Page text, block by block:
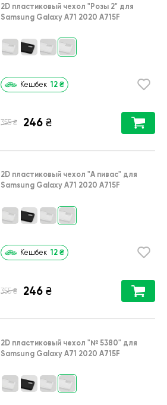
2D пластиковый чехол "Розы 2" для
Samsung Galaxy A71 2020 A715F
Кешбек 12 ₴
355 ₴ 246 ₴
2D пластиковый чехол "А пивас" для
Samsung Galaxy A71 2020 A715F
Кешбек 12 ₴
355 ₴ 246 ₴
2D пластиковый чехол "№ 5380" для
Samsung Galaxy A71 2020 A715F